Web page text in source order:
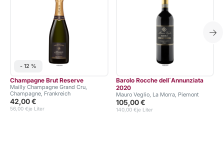
- 12 %
Champagne Brut Reserve
Mailly Champagne Grand Cru,
Champagne, Frankreich
42,00 €
je Liter
56,00 €
Barolo Rocche dell´Annunziata
2020
Mauro Veglio, La Morra, Piemont
105,00 €
je Liter
140,00 €